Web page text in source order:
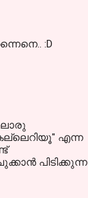
:D
എന്ന
പിടിക്കുന്ന